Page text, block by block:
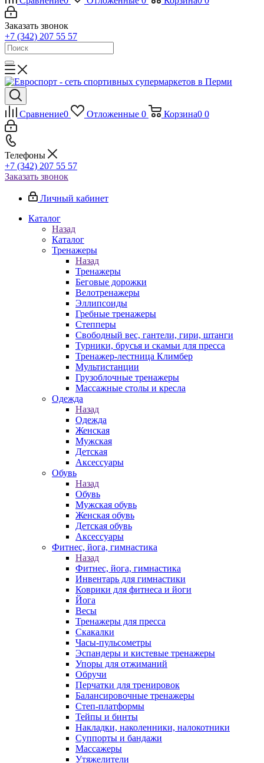
Заказать звонок
+7 (342) 207 55 57
Сравнение0 Отложенные 0 Корзина0 0
Телефоны
+7 (342) 207 55 57
Заказать звонок
Личный кабинет
Каталог
Назад
Каталог
Тренажеры
Назад
Тренажеры
Беговые дорожки
Велотренажеры
Эллипсоиды
Гребные тренажеры
Степперы
Свободный вес, гантели, гири, штанги
Турники, брусья и скамьи для пресса
Тренажер-лестница Климбер
Мультистанции
Грузоблочные тренажеры
Массажные столы и кресла
Одежда
Назад
Одежда
Женская
Мужская
Детская
Аксессуары
Обувь
Назад
Обувь
Мужская обувь
Женская обувь
Детская обувь
Аксессуары
Фитнес, йога, гимнастика
Назад
Фитнес, йога, гимнастика
Инвентарь для гимнастики
Коврики для фитнеса и йоги
Йога
Весы
Тренажеры для пресса
Скакалки
Часы-пульсометры
Эспандеры и кистевые тренажеры
Упоры для отжиманий
Обручи
Перчатки для тренировок
Балансировочные тренажеры
Степ-платформы
Тейпы и бинты
Накладки, наколенники, налокотники
Суппорты и бандажи
Массажеры
Утяжелители